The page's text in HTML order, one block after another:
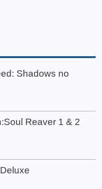
Shadows no
Reaver 1 & 2